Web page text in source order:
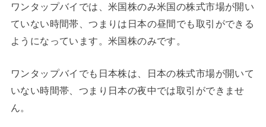
ワンタップバイでは、米国株のみ米国の株式市場が開い
ていない時間帯、つまりは日本の昼間でも取引ができる
ようになっています。米国株のみです。
ワンタップバイでも日本株は、日本の株式市場が開いて
いない時間帯、つまり日本の夜中では取引ができませ
ん。